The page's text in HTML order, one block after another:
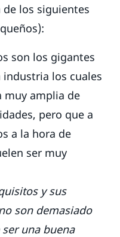
los siguientes
son los gigantes
industria los cuales
muy amplia de
pero que a
a la hora de
ser muy
y sus
son demasiado
una buena